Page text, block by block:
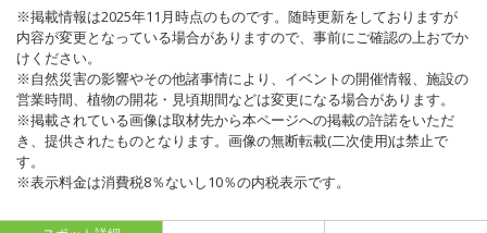
※掲載情報は2025年11月時点のものです。随時更新をしておりますが
内容が変更となっている場合がありますので、事前にご確認の上おでか
けください。
※自然災害の影響やその他諸事情により、イベントの開催情報、施設の
営業時間、植物の開花・見頃期間などは変更になる場合があります。
※掲載されている画像は取材先から本ページへの掲載の許諾をいただ
き、提供されたものとなります。画像の無断転載(二次使用)は禁止で
す。
※表示料金は消費税8％ないし10％の内税表示です。